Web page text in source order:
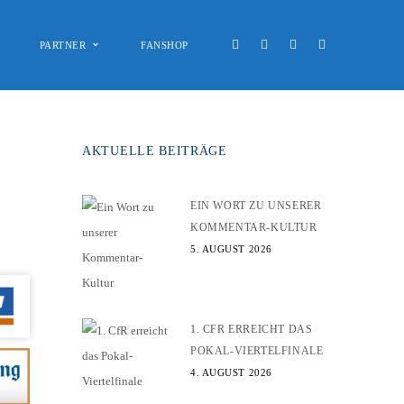
PARTNER FANSHOP
AKTUELLE BEITRÄGE
EIN WORT ZU UNSERER
KOMMENTAR-KULTUR
5. AUGUST 2026
1. CFR ERREICHT DAS
POKAL-VIERTELFINALE
4. AUGUST 2026